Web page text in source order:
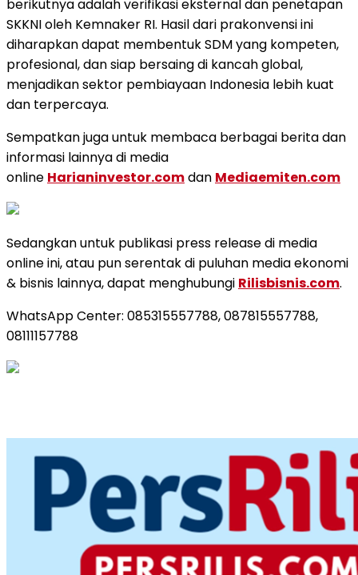
berikutnya adalah verifikasi eksternal dan penetapan
SKKNI oleh Kemnaker RI. Hasil dari prakonvensi ini
diharapkan dapat membentuk SDM yang kompeten,
profesional, dan siap bersaing di kancah global,
menjadikan sektor pembiayaan Indonesia lebih kuat
dan terpercaya.
Sempatkan juga untuk membaca berbagai berita dan
informasi lainnya di media
online Harianinvestor.comdan Mediaemiten.com
Sedangkan untuk publikasi press release di media
online ini, atau pun serentak di puluhan media ekonomi
& bisnis lainnya, dapat menghubungi Rilisbisnis.com.
WhatsApp Center: 085315557788, 087815557788,
08111157788